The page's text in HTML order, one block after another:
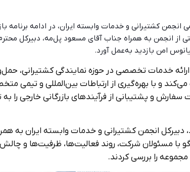
انجمن کشتیرانی و خدمات وابسته ایران، در ادامه برنامه
از انجمن به همراه جناب آقای مسعود پل‌مه، دبیرکل
امن بازدید به‌عمل آورد.
خدمات تخصصی در حوزه نمایندگی کشتیرانی،
می‌کند و با بهره‌گیری از ارتباطات بین‌المللی و تیمی
و پشتیبانی از فرآیندهای بازرگانی خارجی را به
دبیرکل انجمن کشتیرانی و خدمات وابسته ایران به
با مسئولان شرکت، روند فعالیت‌ها، ظرفیت‌ها و
را بررسی کردند.